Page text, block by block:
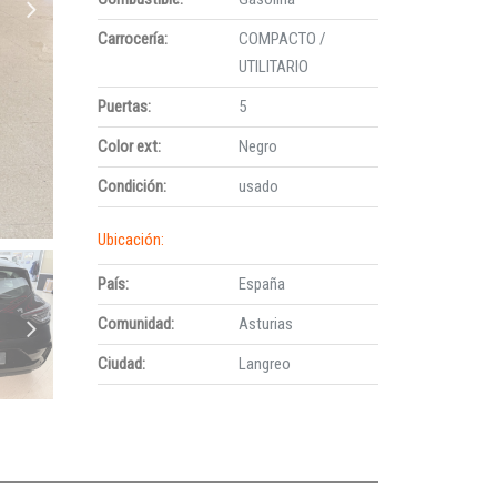
Carrocería:
COMPACTO /
UTILITARIO
Puertas:
5
Color ext:
Negro
Condición:
usado
Ubicación:
País:
España
Comunidad:
Asturias
Ciudad:
Langreo